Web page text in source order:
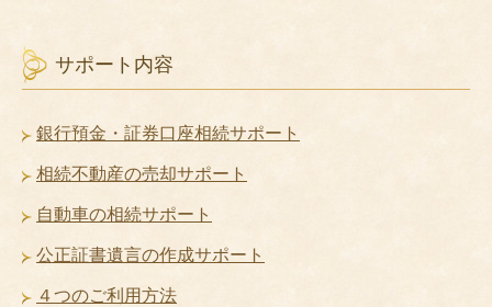
サポート内容
銀行預金・証券口座相続サポート
相続不動産の売却サポート
自動車の相続サポート
公正証書遺言の作成サポート
４つのご利用方法